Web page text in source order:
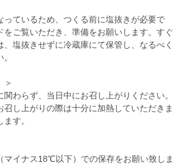
っているため、つくる前に塩抜きが必要で
をご覧いただき、準備をお願いします。すぐ
、塩抜きせずに冷蔵庫にて保管し、なるべく
＞
わらず、当日中にお召し上がりください。
召し上がりの際は十分に加熱していただきま
す。
マイナス18℃以下）での保存をお願い致しま